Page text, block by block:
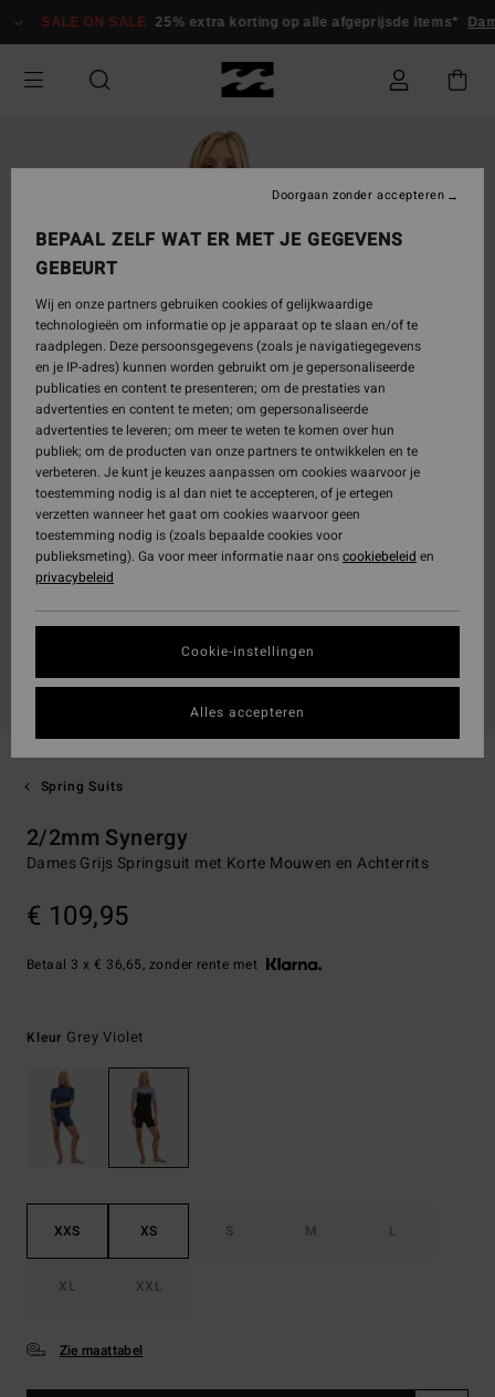
naar
SALE ON SALE 25% extra korting op alle afgeprijsde items*
Spring Suits
2/2mm Synergy
Dames Grijs Springsuit met Korte Mouwen en Achterrits
€ 109,95
Betaal 3 x € 36,65, zonder rente met
Kleur Grey Violet
XXS XS S M L
XL XXL
Zie maattabel
BEPAAL ZELF WAT ER MET JE GEGEVENS
GEBEURT
Wij en onze partners gebruiken cookies of gelijkwaardige
technologieën om informatie op je apparaat op te slaan en/of te
raadplegen. Deze persoonsgegevens (zoals je navigatiegegevens
en je IP-adres) kunnen worden gebruikt om je gepersonaliseerde
publicaties en content te presenteren; om de prestaties van
advertenties en content te meten; om gepersonaliseerde
advertenties te leveren; om meer te weten te komen over hun
publiek; om de producten van onze partners te ontwikkelen en te
verbeteren. Je kunt je keuzes aanpassen om cookies waarvoor je
toestemming nodig is al dan niet te accepteren, of je ertegen
verzetten wanneer het gaat om cookies waarvoor geen
toestemming nodig is (zoals bepaalde cookies voor
publieksmeting). Ga voor meer informatie naar onscookiebeleid en
privacybeleid
Cookie-instellingen
Doorgaan zonder accepteren
Alles accepteren